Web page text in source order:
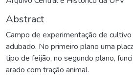
Abstract
Campo de experimentação de
adubado. No primeiro plano uma
tipo de feijão, no segundo plano,
arado com tração animal.